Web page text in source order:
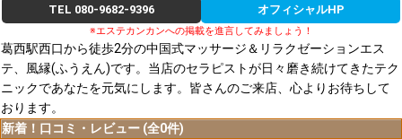
TEL 080-9682-9396 オフィシャルHP
※エステカンカンへの掲載を進言してみましょう！
葛西駅西口から徒歩2分の中国式マッサージ＆リラクゼーションエス
テ、風縁(ふうえん)です。当店のセラピストが日々磨き続けてきたテク
ニックであなたを元気にします。皆さんのご来店、心よりお待ちして
おります。
新着！口コミ・レビュー (全0件)